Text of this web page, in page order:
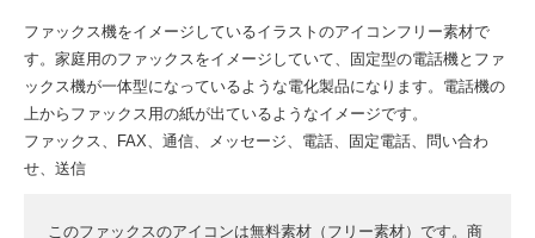
ファックス機をイメージしているイラストのアイコンフリー素材で
す。家庭用のファックスをイメージしていて、固定型の電話機とファ
ックス機が一体型になっているような電化製品になります。電話機の
上からファックス用の紙が出ているようなイメージです。
ファックス、FAX、通信、メッセージ、電話、固定電話、問い合わ
せ、送信
このファックスのアイコンは無料素材（フリー素材）です。商